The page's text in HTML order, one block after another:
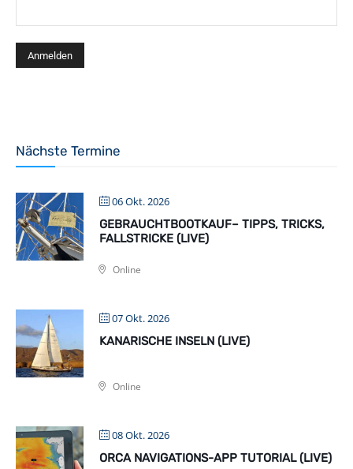
Nächste Termine
06 Okt. 2026
GEBRAUCHTBOOTKAUF– TIPPS, TRICKS,
FALLSTRICKE (LIVE)
Online
07 Okt. 2026
KANARISCHE INSELN (LIVE)
Online
08 Okt. 2026
ORCA NAVIGATIONS-APP TUTORIAL (LIVE)